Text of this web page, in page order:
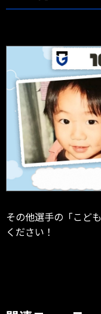
その他選手の「こど
ください！